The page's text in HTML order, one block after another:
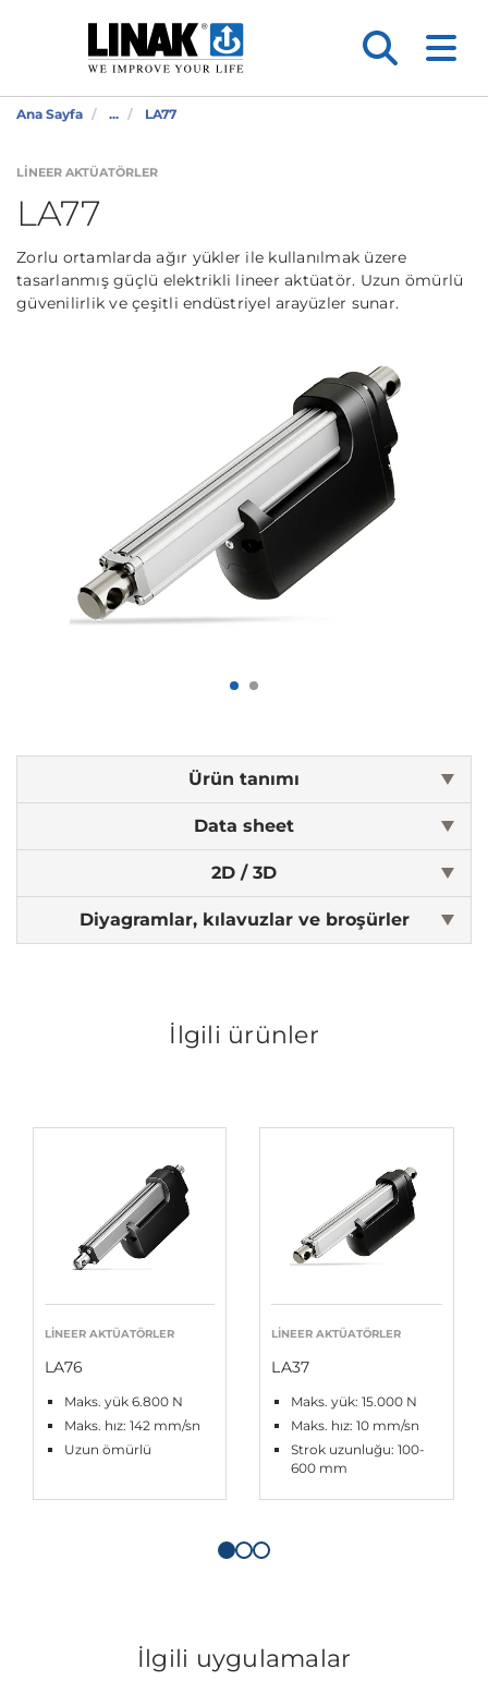
Ana Sayfa ... LA77
LINEER AKTÜATÖRLER
LA77
Zorlu ortamlarda ağır yükler ile kullanılmak üzere
tasarlanmış güçlü elektrikli lineer aktüatör. Uzun ömürlü
güvenilirlik ve çeşitli endüstriyel arayüzler sunar.
Ürün tanımı
Data sheet
2D / 3D
Diyagramlar, kılavuzlar ve broşürler
İlgili ürünler
LINEER AKTÜATÖRLER
LA76
Maks. yük 6.800 N
Maks. hız: 142 mm/sn
Uzun ömürlü
LINEER AKTÜATÖRLER
LA37
Maks. yük: 15.000 N
Maks. hız: 10 mm/sn
Strok uzunluğu: 100-
600 mm
İlgili uygulamalar